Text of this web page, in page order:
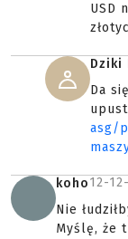
USD
Dziki
Da
asg/
koho12-
Nie
Myślę, że